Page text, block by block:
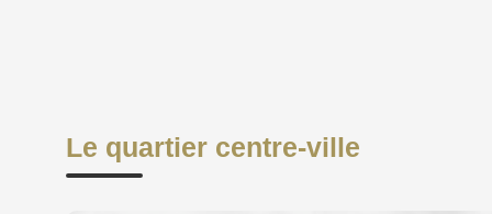
Le quartier centre-ville